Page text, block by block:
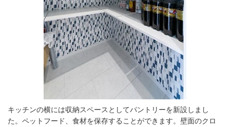
キッチンの横には収納スペースとしてパントリーを新設しまし
た。ペットフード、食材を保存することができます。壁面のクロ